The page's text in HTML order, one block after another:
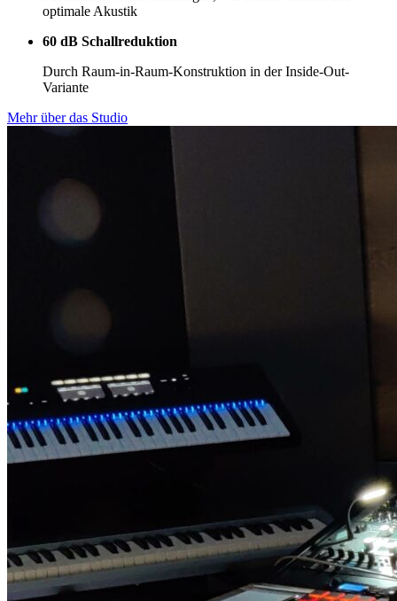
optimale Akustik
60 dB Schallreduktion
Durch Raum-in-Raum-Konstruktion in der Inside-Out-
Variante
Mehr über das Studio